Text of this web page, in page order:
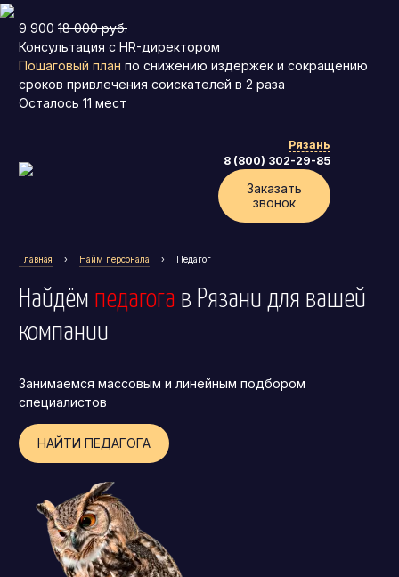
9 900 18 000 руб.
Консультация с HR-директором
Пошаговый план по снижению издержек и сокращению
сроков привлечения соискателей в 2 раза
Осталось 11 мест
Рязань
8 (800) 302-29-85
Заказать
звонок
Главная › Найм персонала › Педагог
Найдём педагога в Рязани для вашей
компании
Занимаемся массовым и линейным подбором
специалистов
НАЙТИ ПЕДАГОГА